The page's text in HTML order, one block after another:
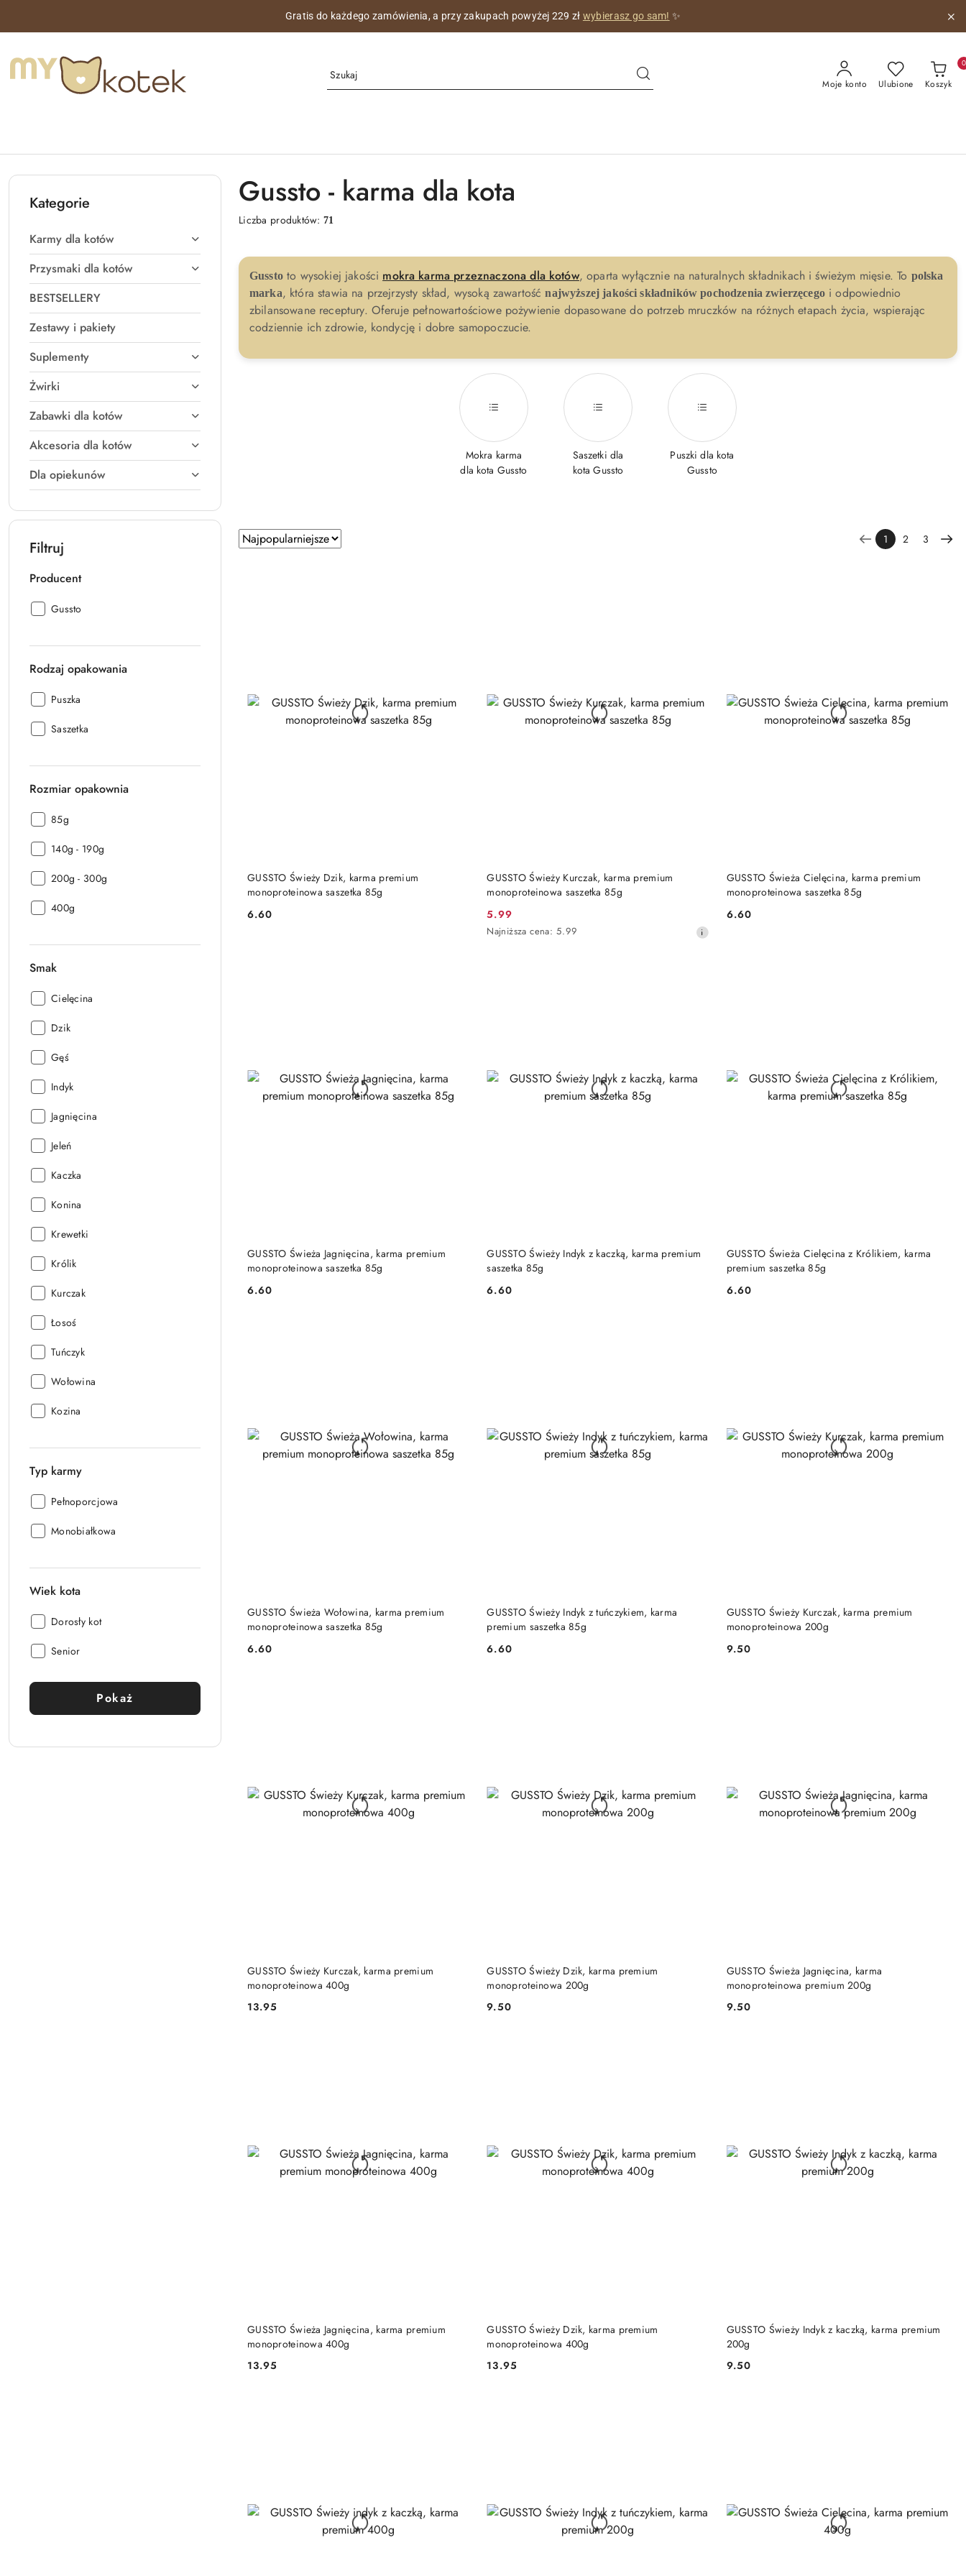
Gratis do każdego zamówienia, a przy zakupach powyżej 229 zł wybierasz go sam! ✨
Moje konto Ulubione Koszyk
0
Kategorie
Karmy dla kotów
Przysmaki dla kotów
BESTSELLERY
Zestawy i pakiety
Suplementy
Żwirki
Zabawki dla kotów
Akcesoria dla kotów
Dla opiekunów
Filtruj
Producent
Producent:
Gussto
Rodzaj opakowania
Rodzaj
Puszka
Rodzaj
Saszetka
Rozmiar opakownia
Rozmiar
85g
Rozmiar
140g - 190g
Rozmiar
200g - 300g
Rozmiar
400g
Smak
Smak:
Cielęcina
Smak:
Dzik
Smak:
Gęś
Smak:
Indyk
Smak:
Jagnięcina
Smak:
Jeleń
Smak:
Kaczka
Smak:
Konina
Smak:
Krewetki
Smak:
Królik
Smak:
Kurczak
Smak:
Łosoś
Smak:
Tuńczyk
Smak:
Wołowina
Smak:
Kozina
Typ karmy
Typ
Pełnoporcjowa
Typ
Monobiałkowa
Wiek kota
Wiek
Dorosły kot
Wiek
Senior
Pokaż
Gussto - karma dla kota
Liczba produktów:71
Gusstoto wysokiej jakości mokra karma przeznaczona dla kotów, oparta wyłącznie na naturalnych składnikach i świeżym mięsie. To polska
marka, która stawia na przejrzysty skład, wysoką zawartośćnajwyższej jakości składników pochodzenia zwierzęcegoi odpowiednio
zbilansowane receptury. Oferuje pełnowartościowe pożywienie dopasowane do potrzeb mruczków na różnych etapach życia, wspierając
codziennie ich zdrowie, kondycję i dobre samopoczucie.
Mokra karma
dla kota Gussto
Saszetki dla
kota Gussto
Puszki dla kota
Gussto
Zastosowano
sortowanie:
Sortuj
według
1 2 3
GUSSTO Świeży Dzik, karma premium
monoproteinowa saszetka 85g
Cena:
6.60
DO KOSZYKA
GUSSTO Świeży Kurczak, karma premium
monoproteinowa saszetka 85g
Cena
promocyjna:
5.99
Najniższa
Najniższa cena: 5.99
DO KOSZYKA
GUSSTO Świeża Cielęcina, karma premium
monoproteinowa saszetka 85g
Cena:
6.60
DO KOSZYKA
GUSSTO Świeża Jagnięcina, karma premium
monoproteinowa saszetka 85g
Cena:
6.60
DO KOSZYKA
GUSSTO Świeży Indyk z kaczką, karma premium
saszetka 85g
Cena:
6.60
DO KOSZYKA
GUSSTO Świeża Cielęcina z Królikiem, karma
premium saszetka 85g
Cena:
6.60
DO KOSZYKA
GUSSTO Świeża Wołowina, karma premium
monoproteinowa saszetka 85g
Cena:
6.60
DO KOSZYKA
GUSSTO Świeży Indyk z tuńczykiem, karma
premium saszetka 85g
Cena:
6.60
DO KOSZYKA
GUSSTO Świeży Kurczak, karma premium
monoproteinowa 200g
Cena:
9.50
DO KOSZYKA
GUSSTO Świeży Kurczak, karma premium
monoproteinowa 400g
Cena:
13.95
DO KOSZYKA
GUSSTO Świeży Dzik, karma premium
monoproteinowa 200g
Cena:
9.50
DO KOSZYKA
GUSSTO Świeża Jagnięcina, karma
monoproteinowa premium 200g
Cena:
9.50
DO KOSZYKA
GUSSTO Świeża Jagnięcina, karma premium
monoproteinowa 400g
Cena:
13.95
DO KOSZYKA
GUSSTO Świeży Dzik, karma premium
monoproteinowa 400g
Cena:
13.95
DO KOSZYKA
GUSSTO Świeży Indyk z kaczką, karma premium
200g
Cena:
9.50
DO KOSZYKA